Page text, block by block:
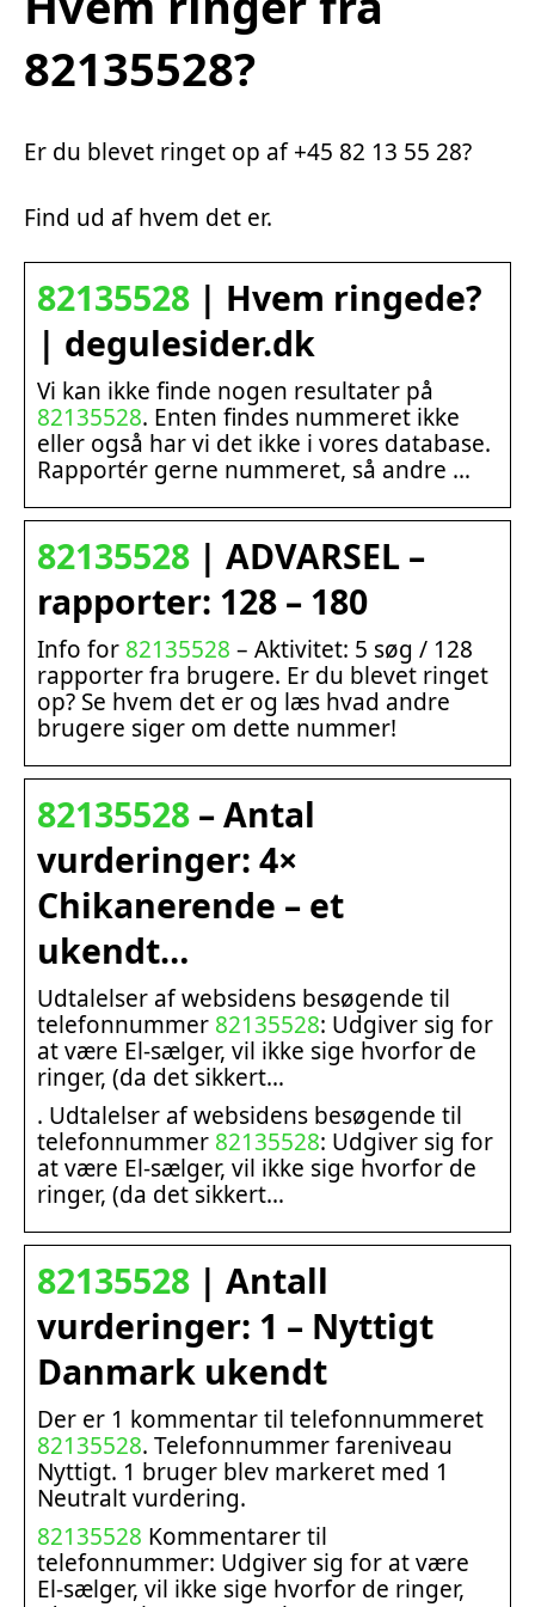
82135528?
Er du blevet ringet op af +45 82 13 55 28?
Find ud af hvem det er.
82135528 | Hvem ringede?
| degulesider.dk
Vi kan ikke finde nogen resultater på
82135528. Enten findes nummeret ikke
eller også har vi det ikke i vores database.
Rapportér gerne nummeret, så andre …
82135528 | ADVARSEL –
rapporter: 128 – 180
Info for 82135528 – Aktivitet: 5 søg / 128
rapporter fra brugere. Er du blevet ringet
op? Se hvem det er og læs hvad andre
brugere siger om dette nummer!
82135528 – Antal
vurderinger: 4×
Chikanerende – et
ukendt…
Udtalelser af websidens besøgende til
telefonnummer 82135528: Udgiver sig for
at være El-sælger, vil ikke sige hvorfor de
ringer, (da det sikkert…
. Udtalelser af websidens besøgende til
telefonnummer 82135528: Udgiver sig for
at være El-sælger, vil ikke sige hvorfor de
ringer, (da det sikkert…
82135528 | Antall
vurderinger: 1 – Nyttigt
Danmark ukendt
Der er 1 kommentar til telefonnummeret
82135528. Telefonnummer fareniveau
Nyttigt. 1 bruger blev markeret med 1
Neutralt vurdering.
82135528 Kommentarer til
telefonnummer: Udgiver sig for at være
El-sælger, vil ikke sige hvorfor de ringer,